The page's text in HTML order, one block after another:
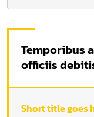
Temporibus
officiis
Short title goes